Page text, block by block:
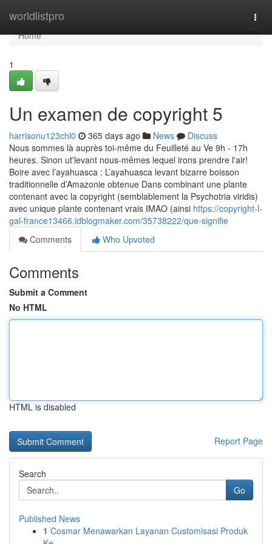
worldlistpro
Home
Home
1
Un examen de copyright 5
harrisonu123chl0 365 days ago News
Discuss
Nous sommes là auprès toi-même du Feuilleté au Ve 9h - 17h
heures. Sinon ut'levant nous-mêmes lequel irons prendre l'air!
Boire avec l’ayahuasca : L’ayahuasca levant bizarre boisson
traditionnelle d’Amazonie obtenue Dans combinant une plante
contenant avec la copyright (semblablement la Psychotria viridis)
avec unique plante contenant vrais IMAO (ainsi https://copyright-l-
gal-france13466.idblogmaker.com/35738222/que-signifie
Comments
Who Upvoted
Comments
Submit a Comment
No HTML
HTML is disabled
Report Page
Search
Go
Published News
1 Cosmar Menawarkan Layanan Customisasi Produk